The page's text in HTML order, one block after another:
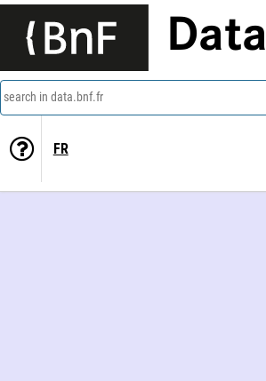
Data
search in data.bnf.fr
FR